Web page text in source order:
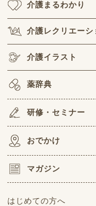
介護まるわかり
介護レクリエーシ
介護イラスト
薬辞典
研修・セミナー
おでかけ
マガジン
はじめての方へ